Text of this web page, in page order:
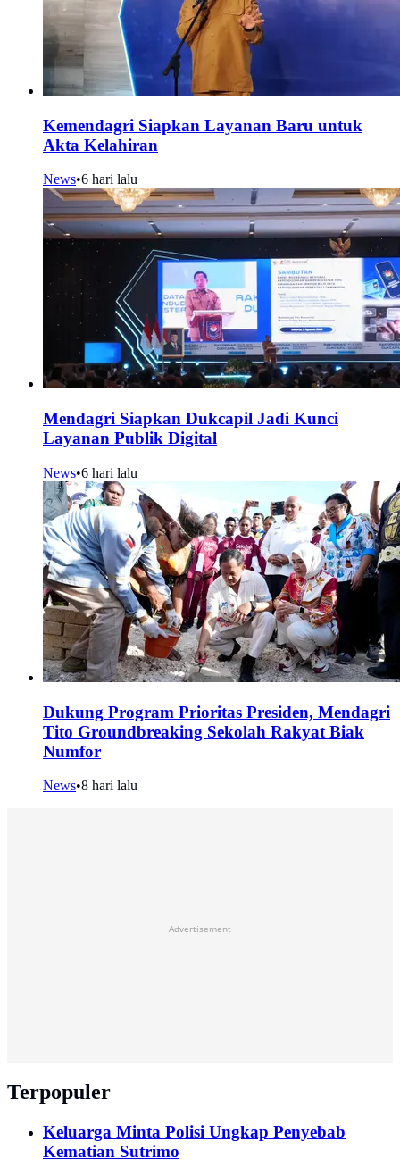
Kemendagri Siapkan Layanan Baru untuk
Akta Kelahiran
News•6 hari lalu
Mendagri Siapkan Dukcapil Jadi Kunci
Layanan Publik Digital
News•6 hari lalu
Dukung Program Prioritas Presiden, Mendagri
Tito Groundbreaking Sekolah Rakyat Biak
Numfor
News•8 hari lalu
Advertisement
Terpopuler
Keluarga Minta Polisi Ungkap Penyebab
Kematian Sutrimo